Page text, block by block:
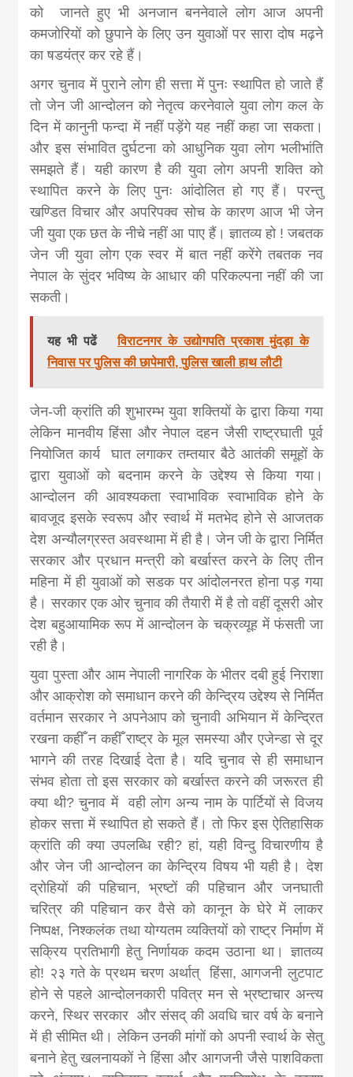
को जानते हुए भी अनजान बननेवाले लोग आज अपनी
कमजोरियों को छुपाने के लिए उन युवाओं पर सारा दोष मढ़ने
का षडयंत्र कर रहे हैं।
अगर चुनाव में पुराने लोग ही सत्ता में पुनः स्थापित हो जाते हैं
तो जेन जी आन्दोलन को नेतृत्व करनेवाले युवा लोग कल के
दिन में कानुनी फन्दा में नहीं पड़ेंगे यह नहीं कहा जा सकता।
और इस संभावित दुर्घटना को आधुनिक युवा लोग भलीभांति
समझते हैं। यही कारण है की युवा लोग अपनी शक्ति को
स्थापित करने के लिए पुनः आंदोलित हो गए हैं। परन्तु
खण्डित विचार और अपरिपक्व सोच के कारण आज भी जेन
जी युवा एक छत के नीचे नहीं आ पाए हैं। ज्ञातव्य हो ! जबतक
जेन जी युवा लोग एक स्वर में बात नहीं करेंगे तबतक नव
नेपाल के सुंदर भविष्य के आधार की परिकल्पना नहीं की जा
सकती।
यह भी पढें
विराटनगर के उद्योगपति प्रकाश मुंदड़ा के
निवास पर पुलिस की छापेमारी, पुलिस खाली हाथ लौटी
जेन-जी क्रांति की शुभारम्भ युवा शक्तियों के द्वारा किया गया
लेकिन मानवीय हिंसा और नेपाल दहन जैसी राष्ट्रघाती पूर्व
नियोजित कार्य घात लगाकर तम्तयार बैठे आतंकी समूहों के
द्वारा युवाओं को बदनाम करने के उद्देश्य से किया गया।
आन्दोलन की आवश्यकता स्वाभाविक स्वाभाविक होने के
बावजूद इसके स्वरूप और स्वार्थ में मतभेद होने से आजतक
देश अन्यौलग्रस्त अवस्थामा में ही है। जेन जी के द्वारा निर्मित
सरकार और प्रधान मन्त्री को बर्खास्त करने के लिए तीन
महिना में ही युवाओं को सडक पर आंदोलनरत होना पड़ गया
है। सरकार एक ओर चुनाव की तैयारी में है तो वहीं दूसरी ओर
देश बहुआयामिक रूप में आन्दोलन के चक्रव्यूह में फंसती जा
रही है।
युवा पुस्ता और आम नेपाली नागरिक के भीतर दबी हुई निराशा
और आक्रोश को समाधान करने की केन्द्रिय उद्देश्य से निर्मित
वर्तमान सरकार ने अपनेआप को चुनावी अभियान में केन्द्रित
रखना कहीँ न कहीँ राष्ट्र के मूल समस्या और एजेन्डा से दूर
भागने की तरह दिखाई देता है। यदि चुनाव से ही समाधान
संभव होता तो इस सरकार को बर्खास्त करने की जरूरत ही
क्या थी? चुनाव में वही लोग अन्य नाम के पार्टियों से विजय
होकर सत्ता में स्थापित हो सकते हैं। तो फिर इस ऐतिहासिक
क्रांति की क्या उपलब्धि रही? हां, यही विन्दु विचारणीय है
और जेन जी आन्दोलन का केन्द्रिय विषय भी यही है। देश
द्रोहियों की पहिचान, भ्रष्टों की पहिचान और जनघाती
चरित्र की पहिचान कर वैसे को कानून के घेरे में लाकर
निष्पक्ष, निश्कलंक तथा योग्यतम व्यक्तियों को राष्ट्र निर्माण में
सक्रिय प्रतिभागी हेतु निर्णायक कदम उठाना था। ज्ञातव्य
हो! २३ गते के प्रथम चरण अर्थात् हिंसा, आगजनी लुटपाट
होने से पहले आन्दोलनकारी पवित्र मन से भ्रष्टाचार अन्त्य
करने, स्थिर सरकार और संसद् की अवधि चार वर्ष के बनाने
में ही सीमित थी। लेकिन उनकी मांगों को अपनी स्वार्थ के सेतु
बनाने हेतु खलनायकों ने हिंसा और आगजनी जैसे पाशविकता